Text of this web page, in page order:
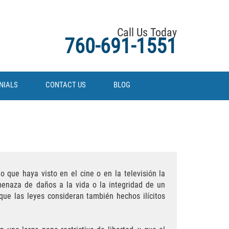
Call Us Today
760-691-1551
CONTACT US BLOG
que haya visto en el cine o en la televisión la
de daños a la vida o la integridad de un
las leyes consideran también hechos ilícitos